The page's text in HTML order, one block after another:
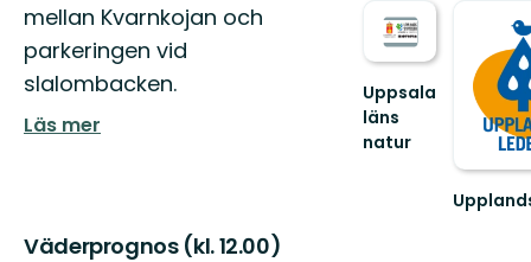
mellan Kvarnkojan och
parkeringen vid
slalombacken.
Läs mer
Väderprognos (kl. 12.00)
Uppsala
läns
natur
Välkommen